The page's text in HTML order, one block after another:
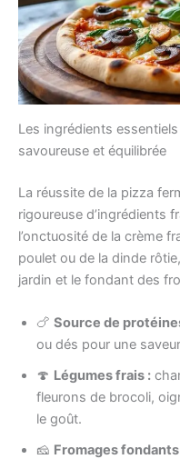
Les ingrédients
savoureuse et équilibrée
La réussite de la pizza
rigoureuse d’ingrédients
l’onctuosité de la crème
poulet ou de la dinde
jardin et le fondant des
🍗 Source de
ou dés pour une
🍄 Légumes frais :
fleurons de brocoli,
le goût.
🧀 Fromages